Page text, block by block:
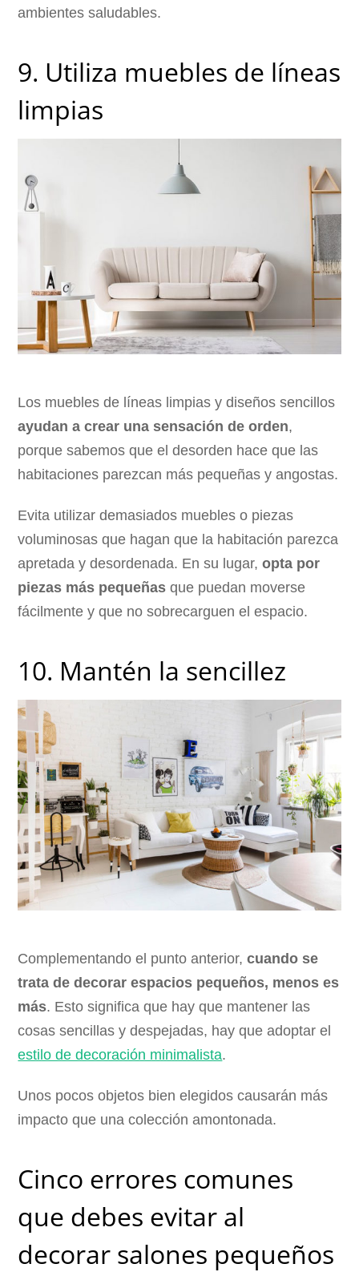
ambientes saludables.
9. Utiliza muebles de líneas
limpias
Los muebles de líneas limpias y diseños sencillos
ayudan a crear una sensación de orden,
porque sabemos que el desorden hace que las
habitaciones parezcan más pequeñas y angostas.
Evita utilizar demasiados muebles o piezas
voluminosas que hagan que la habitación parezca
apretada y desordenada. En su lugar,opta por
piezas más pequeñas que puedan moverse
fácilmente y que no sobrecarguen el espacio.
10. Mantén la sencillez
Complementando el punto anterior,cuando se
trata de decorar espacios pequeños, menos es
más. Esto significa que hay que mantener las
cosas sencillas y despejadas, hay que adoptar el
estilo de decoración minimalista.
Unos pocos objetos bien elegidos causarán más
impacto que una colección amontonada.
Cinco errores comunes
que debes evitar al
decorar salones pequeños